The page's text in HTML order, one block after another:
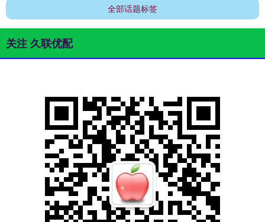
全部话题标签
关注 久联优配